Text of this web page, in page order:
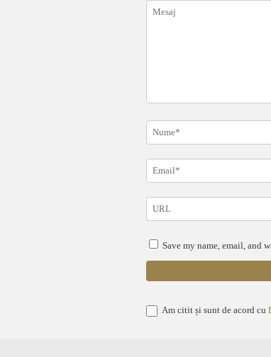
Save my name, email, and
Am citit și sunt de acord cu